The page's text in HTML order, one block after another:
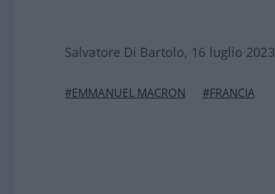
Salvatore Di Bartolo, 16 luglio 2023
#EMMANUEL MACRON #FRANCIA